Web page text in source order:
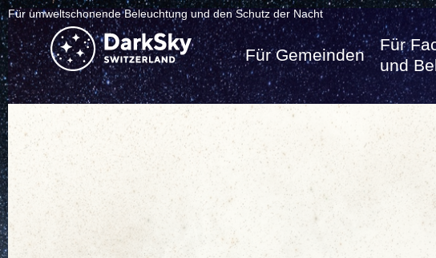
Für umweltschonende Beleuchtung und den Schutz der Nacht
Für Gemeinden
Für
und